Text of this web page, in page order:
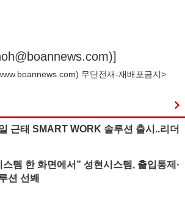
)]
) 무단전재-재배포금지>
근태 SMART WORK 솔루션 출시..리더
템 한 화면에서” 성현시스템, 출입통제·
션 선봬